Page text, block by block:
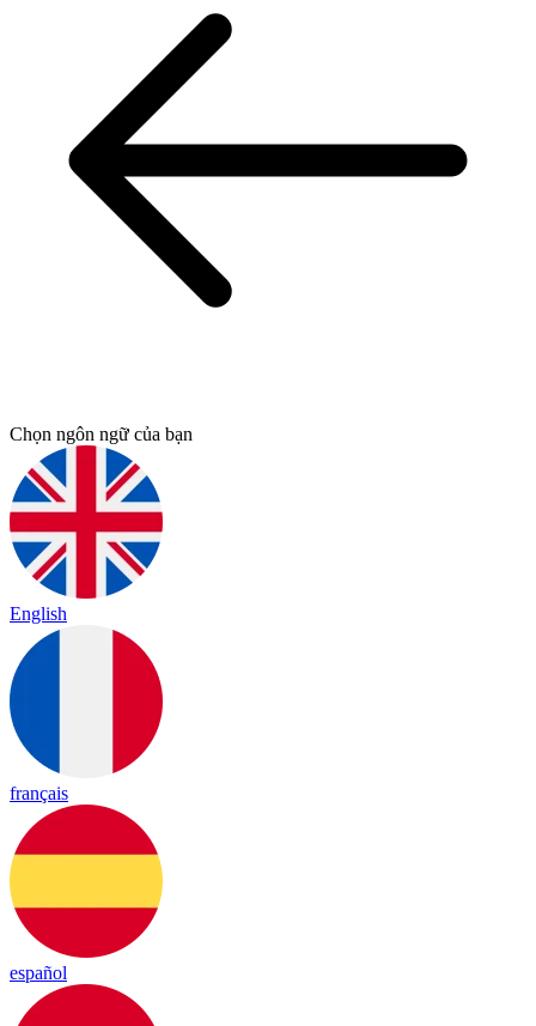
Chọn ngôn ngữ của bạn
English
français
español